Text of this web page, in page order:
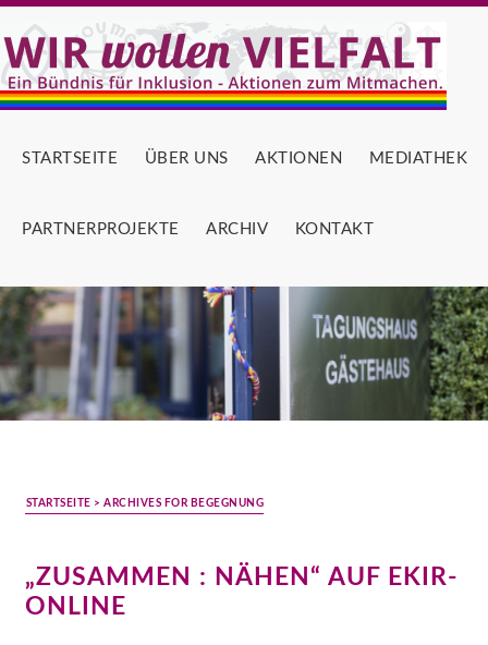
STARTSEITE ÜBER UNS AKTIONEN MEDIATHEK
PARTNERPROJEKTE ARCHIV KONTAKT
STARTSEITE > ARCHIVES FOR BEGEGNUNG
„ZUSAMMEN : NÄHEN“ AUF EKIR-
ONLINE